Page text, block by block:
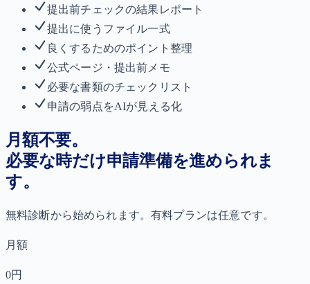
提出前チェックの結果レポート
提出に使うファイル一式
良くするためのポイント整理
公式ページ・提出前メモ
必要な書類のチェックリスト
申請の弱点をAIが見える化
月額不要。
必要な時だけ申請準備を進められま
す。
無料診断から始められます。有料プランは任意です。
月額
0円